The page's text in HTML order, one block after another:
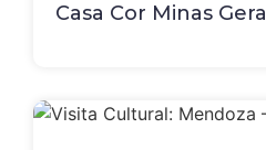
Casa Cor Minas